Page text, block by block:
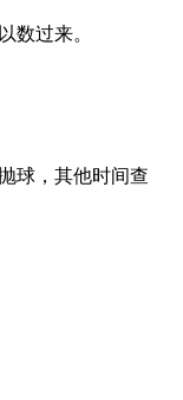
数过来。
球，其他时间查